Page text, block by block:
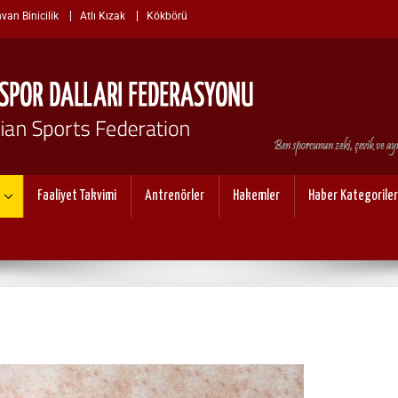
Binicilik Atlı Kızak Kökbörü
DALLARI
Faaliyet Takvimi Antrenörler Hakemler Haber